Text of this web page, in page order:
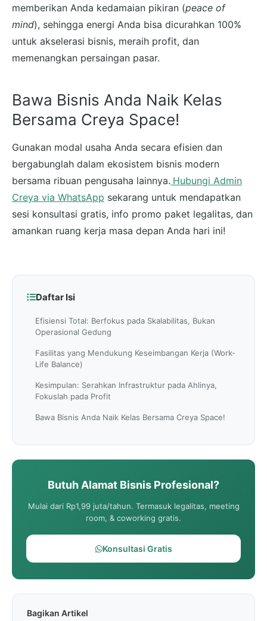
memberikan Anda kedamaian pikiran (peace of
mind), sehingga energi Anda bisa dicurahkan 100%
untuk akselerasi bisnis, meraih profit, dan
memenangkan persaingan pasar.
Bawa Bisnis Anda Naik Kelas
Bersama Creya Space!
Gunakan modal usaha Anda secara efisien dan
bergabunglah dalam ekosistem bisnis modern
bersama ribuan pengusaha lainnya. Hubungi Admin
Creya via WhatsApp sekarang untuk mendapatkan
sesi konsultasi gratis, info promo paket legalitas, dan
amankan ruang kerja masa depan Anda hari ini!
Daftar Isi
Efisiensi Total: Berfokus pada Skalabilitas, Bukan
Operasional Gedung
Fasilitas yang Mendukung Keseimbangan Kerja (Work-
Life Balance)
Kesimpulan: Serahkan Infrastruktur pada Ahlinya,
Fokuslah pada Profit
Bawa Bisnis Anda Naik Kelas Bersama Creya Space!
Butuh Alamat Bisnis Profesional?
Mulai dari Rp1,99 juta/tahun. Termasuk legalitas, meeting
room, & coworking gratis.
Konsultasi Gratis
Bagikan Artikel